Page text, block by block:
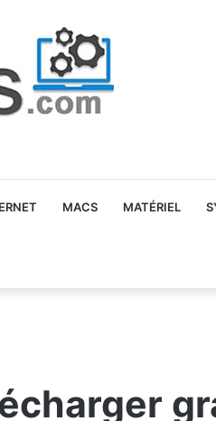
MACS MATÉRIEL